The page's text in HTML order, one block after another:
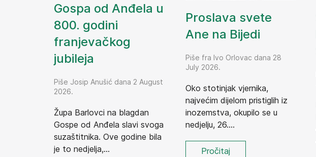
Gospa od Anđela u
800. godini
franjevačkog
jubileja
Piše Josip Anušić dana 2 August
2026.
Župa Barlovci na blagdan
Gospe od Anđela slavi svoga
suzaštitnika. Ove godine bila
je to nedjelja,...
Proslava svete
Ane na Bijedi
Piše fra Ivo Orlovac dana 28
July 2026.
Oko stotinjak vjernika,
najvećim dijelom pristiglih iz
inozemstva, okupilo se u
nedjelju, 26....
Pročitaj